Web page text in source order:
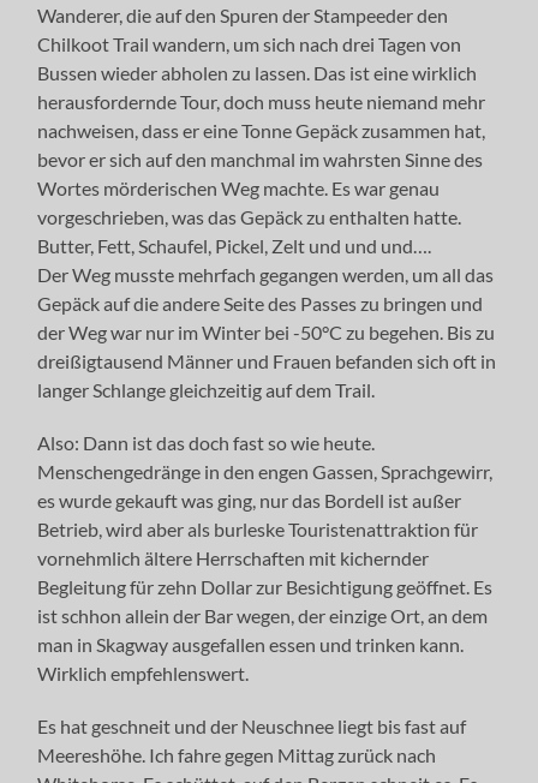
Wanderer, die auf den Spuren der Stampeeder den
Chilkoot Trail wandern, um sich nach drei Tagen von
Bussen wieder abholen zu lassen. Das ist eine wirklich
herausfordernde Tour, doch muss heute niemand mehr
nachweisen, dass er eine Tonne Gepäck zusammen hat,
bevor er sich auf den manchmal im wahrsten Sinne des
Wortes mörderischen Weg machte. Es war genau
vorgeschrieben, was das Gepäck zu enthalten hatte.
Butter, Fett, Schaufel, Pickel, Zelt und und und….
Der Weg musste mehrfach gegangen werden, um all das
Gepäck auf die andere Seite des Passes zu bringen und
der Weg war nur im Winter bei -50°C zu begehen. Bis zu
dreißigtausend Männer und Frauen befanden sich oft in
langer Schlange gleichzeitig auf dem Trail.
Also: Dann ist das doch fast so wie heute.
Menschengedränge in den engen Gassen, Sprachgewirr,
es wurde gekauft was ging, nur das Bordell ist außer
Betrieb, wird aber als burleske Touristenattraktion für
vornehmlich ältere Herrschaften mit kichernder
Begleitung für zehn Dollar zur Besichtigung geöffnet. Es
ist schhon allein der Bar wegen, der einzige Ort, an dem
man in Skagway ausgefallen essen und trinken kann.
Wirklich empfehlenswert.
Es hat geschneit und der Neuschnee liegt bis fast auf
Meereshöhe. Ich fahre gegen Mittag zurück nach